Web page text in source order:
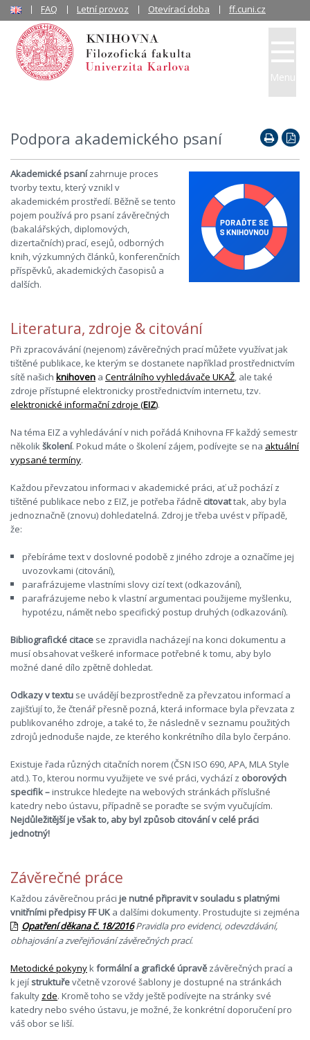
Podpora akademického psaní
Akademické psanízahrnuje proces
tvorby textu, který vznikl v
akademickém prostředí. Běžně se tento
pojem používá pro psaní závěrečných
(bakalářských, diplomových,
dizertačních) prací, esejů, odborných
knih, výzkumných článků, konferenčních
příspěvků, akademických časopisů a
dalších.
Literatura, zdroje & citování
Při zpracovávání (nejenom) závěrečných prací můžete využívat jak
tištěné publikace, ke kterým se dostanete například prostřednictvím
sítě našich knihoven a Centrálního vyhledávače UKAŽ, ale také
zdroje přístupné elektronicky prostřednictvím internetu, tzv.
elektronické informační zdroje (EIZ).
Na téma EIZ a vyhledávání v nich pořádá Knihovna FF každý semestr
několikškolení. Pokud máte o školení zájem, podívejte se na aktuální
vypsané termíny.
Každou převzatou informaci v akademické práci, ať už pochází z
tištěné publikace nebo z EIZ, je potřeba řádně citovattak, aby byla
jednoznačně (znovu) dohledatelná. Zdroj je třeba uvést v případě,
že:
přebíráme text v doslovné podobě z jiného zdroje a označíme jej
uvozovkami (citování),
parafrázujeme vlastními slovy cizí text (odkazování),
parafrázujeme nebo k vlastní argumentaci použijeme myšlenku,
hypotézu, námět nebo specifický postup druhých (odkazování).
Bibliografické citace se zpravidla nacházejí na konci dokumentu a
musí obsahovat veškeré informace potřebné k tomu, aby bylo
možné dané dílo zpětně dohledat.
Odkazy v textu se uvádějí bezprostředně za převzatou informací a
zajišťují to, že čtenář přesně pozná, která informace byla převzata z
publikovaného zdroje, a také to, že následně v seznamu použitých
zdrojů jednoduše najde, ze kterého konkrétního díla bylo čerpáno.
Existuje řada různých citačních norem (ČSN ISO 690, APA, MLA Style
atd.). To, kterou normu využijete ve své práci, vychází z oborových
specifik –instrukce hledejte na webových stránkách příslušné
katedry nebo ústavu, případně se poraďte se svým vyučujícím.
Nejdůležitější je však to, aby byl způsob citování v celé práci
jednotný!
Závěrečné práce
Každou závěrečnou práci je nutné připravit v souladu s platnými
vnitřními předpisy FF UK a dalšími dokumenty. Prostudujte si zejména
Opatření děkana č. 18/2016Pravidla pro evidenci, odevzdávání,
obhajování a zveřejňování závěrečných prací.
Metodické pokynykformální a grafické úpravě závěrečných prací a
k jejístruktuřevčetně vzorové šablony je dostupné na stránkách
fakulty zde. Kromě toho se vždy ještě podívejte na stránky své
katedry nebo svého ústavu, je možné, že konkrétní doporučení pro
váš obor se liší.
Menu
FAQ Letní provoz Otevírací doba ff.cuni.cz